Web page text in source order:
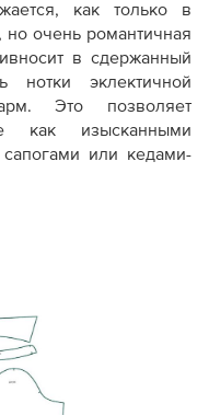
ряд
ростовок
Полный
ростовок
быть
как только в
но очень романтичная
в сдержанный
нотки эклектичной
Это позволяет
как изысканными
или кедами-